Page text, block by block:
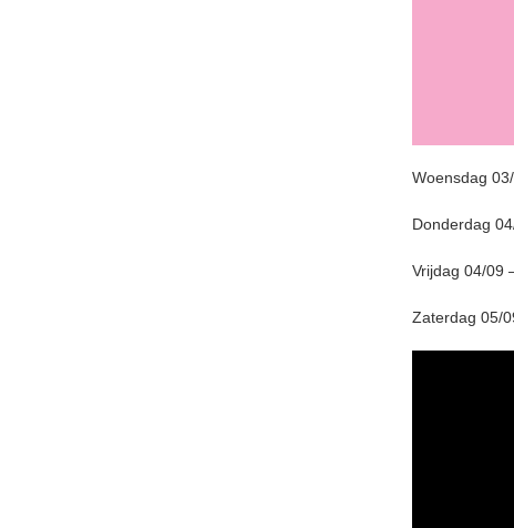
Woensdag
Donderdag
Vrijdag 04/09
Zaterdag 05/